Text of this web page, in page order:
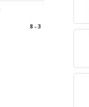
8 - 3